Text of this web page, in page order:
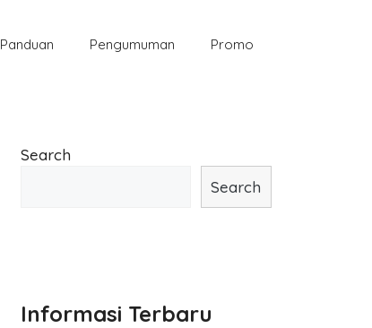
Panduan Pengumuman Promo
Search
Search
Informasi Terbaru